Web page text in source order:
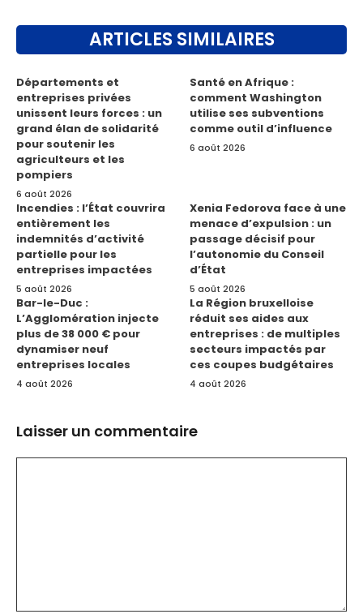
ARTICLES SIMILAIRES
Départements et
entreprises privées
unissent leurs forces : un
grand élan de solidarité
pour soutenir les
agriculteurs et les
pompiers
6 août 2026
Santé en Afrique :
comment Washington
utilise ses subventions
comme outil d’influence
6 août 2026
Incendies : l’État couvrira
entièrement les
indemnités d’activité
partielle pour les
entreprises impactées
5 août 2026
Xenia Fedorova face à une
menace d’expulsion : un
passage décisif pour
l’autonomie du Conseil
d’État
5 août 2026
Bar-le-Duc :
L’Agglomération injecte
plus de 38 000 € pour
dynamiser neuf
entreprises locales
4 août 2026
La Région bruxelloise
réduit ses aides aux
entreprises : de multiples
secteurs impactés par
ces coupes budgétaires
4 août 2026
Laisser un commentaire